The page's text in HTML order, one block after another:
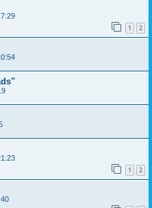
1 2
1 2